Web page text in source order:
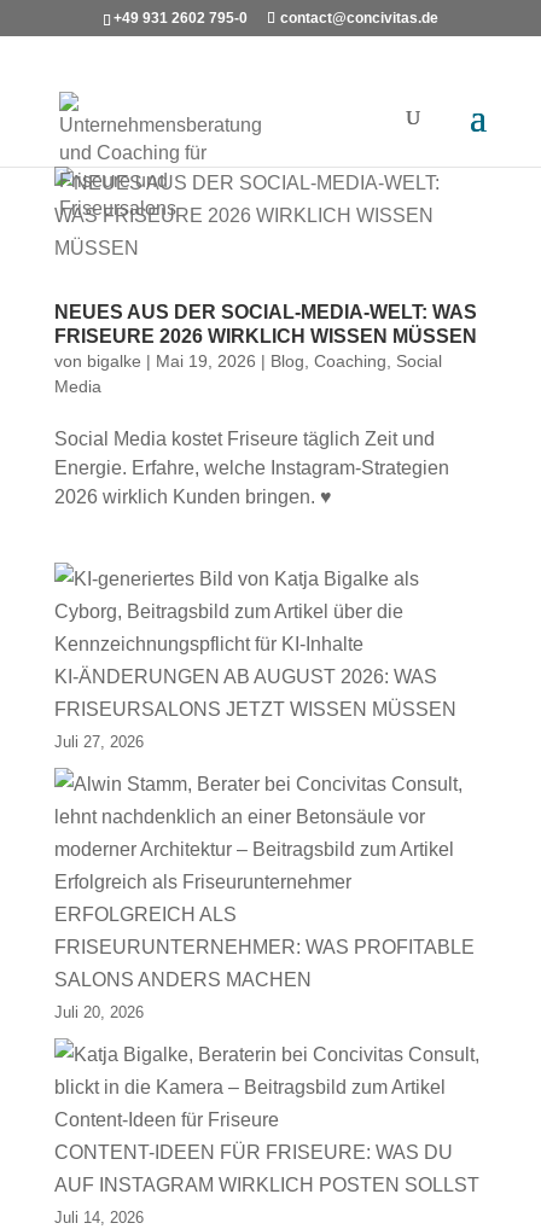
+49 931 2602 795-0 contact@concivitas.de
NEUES AUS DER SOCIAL-MEDIA-WELT: WAS
FRISEURE 2026 WIRKLICH WISSEN MÜSSEN
von bigalke | Mai 19, 2026 | Blog Coaching
Social
Media
Social Media kostet Friseure täglich Zeit und
Energie. Erfahre, welche Instagram-Strategien
2026 wirklich Kunden bringen. ♥
KI-ÄNDERUNGEN AB AUGUST 2026: WAS
FRISEURSALONS JETZT WISSEN MÜSSEN
Juli 27, 2026
ERFOLGREICH ALS
FRISEURUNTERNEHMER: WAS PROFITABLE
SALONS ANDERS MACHEN
Juli 20, 2026
CONTENT-IDEEN FÜR FRISEURE: WAS DU
AUF INSTAGRAM WIRKLICH POSTEN SOLLST
Juli 14, 2026